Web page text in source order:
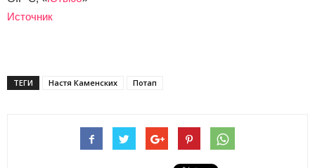
Источник
ТЕГИ Настя Каменских Потап